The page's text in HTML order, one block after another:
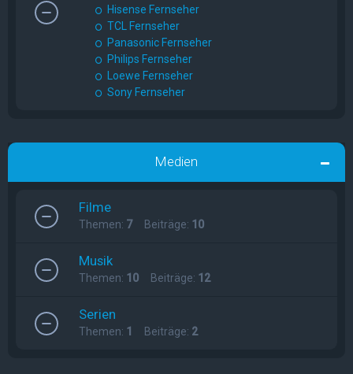
Hisense Fernseher
TCL Fernseher
Panasonic Fernseher
Philips Fernseher
Loewe Fernseher
Sony Fernseher
Medien
Filme
Themen: 7Beiträge: 10
Musik
Themen: 10 Beiträge: 12
Serien
Themen: 1 Beiträge: 2